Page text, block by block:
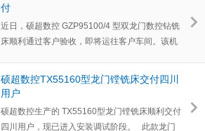
付
近日，硕超数控 GZP95100/4 型双龙门数控钻铣
床顺利通过客户验收，即将运往客户车间。该机
硕超数控TX55160型龙门镗铣床交付四川
用户
硕超数控生产的 TX55160型龙门镗铣床顺利交付
四川用户，现已进入安装调试阶段。 此款龙门